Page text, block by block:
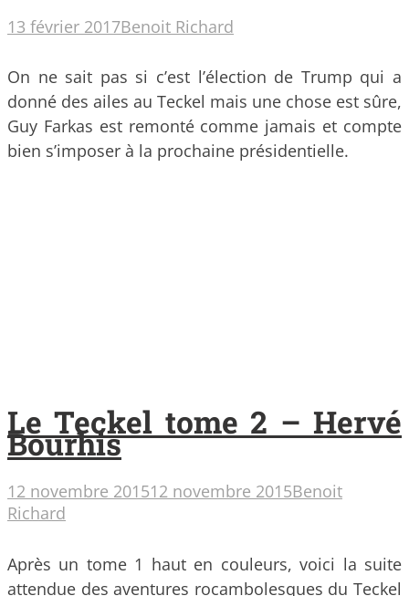
13 février 2017Benoit Richard
On ne sait pas si c’est l’élection de Trump qui a
donné des ailes au Teckel mais une chose est sûre,
Guy Farkas est remonté comme jamais et compte
bien s’imposer à la prochaine présidentielle.
Le Teckel tome 2 – Hervé
Bourhis
12 novembre 201512 novembre 2015Benoit
Richard
Après un tome 1 haut en couleurs, voici la suite
attendue des aventures rocambolesques du Teckel